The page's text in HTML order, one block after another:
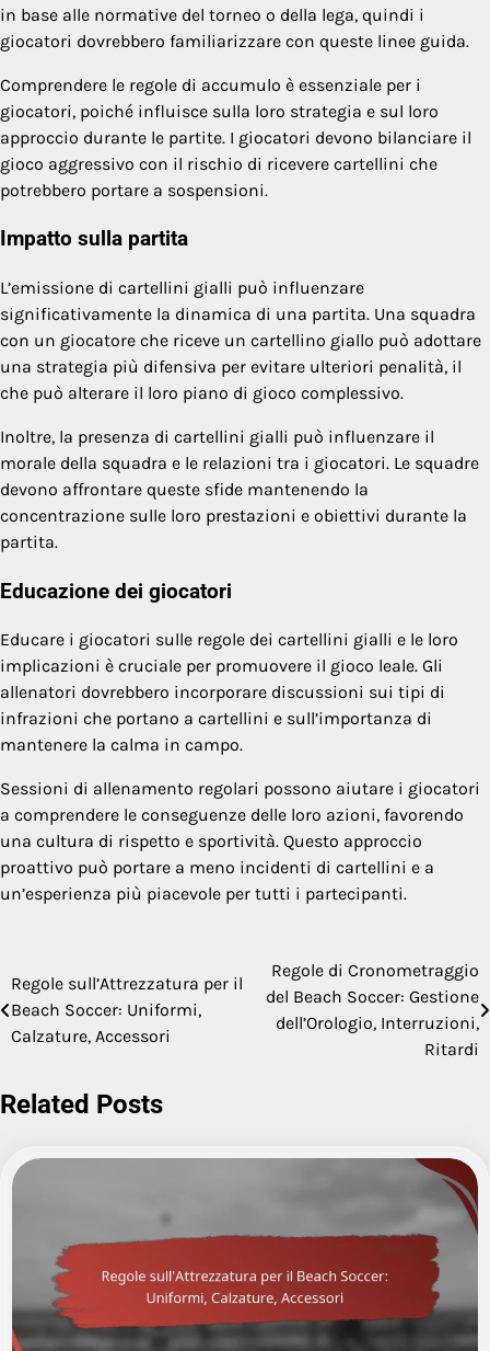
in base alle normative del torneo o della lega, quindi i
giocatori dovrebbero familiarizzare con queste linee guida.
Comprendere le regole di accumulo è essenziale per i
giocatori, poiché influisce sulla loro strategia e sul loro
approccio durante le partite. I giocatori devono bilanciare il
gioco aggressivo con il rischio di ricevere cartellini che
potrebbero portare a sospensioni.
Impatto sulla partita
L’emissione di cartellini gialli può influenzare
significativamente la dinamica di una partita. Una squadra
con un giocatore che riceve un cartellino giallo può adottare
una strategia più difensiva per evitare ulteriori penalità, il
che può alterare il loro piano di gioco complessivo.
Inoltre, la presenza di cartellini gialli può influenzare il
morale della squadra e le relazioni tra i giocatori. Le squadre
devono affrontare queste sfide mantenendo la
concentrazione sulle loro prestazioni e obiettivi durante la
partita.
Educazione dei giocatori
Educare i giocatori sulle regole dei cartellini gialli e le loro
implicazioni è cruciale per promuovere il gioco leale. Gli
allenatori dovrebbero incorporare discussioni sui tipi di
infrazioni che portano a cartellini e sull’importanza di
mantenere la calma in campo.
Sessioni di allenamento regolari possono aiutare i giocatori
a comprendere le conseguenze delle loro azioni, favorendo
una cultura di rispetto e sportività. Questo approccio
proattivo può portare a meno incidenti di cartellini e a
un’esperienza più piacevole per tutti i partecipanti.
Post
navigation
Regole sull’Attrezzatura per il
Beach Soccer: Uniformi,
Calzature, Accessori
Regole di Cronometraggio
del Beach Soccer: Gestione
dell’Orologio, Interruzioni,
Ritardi
Related Posts